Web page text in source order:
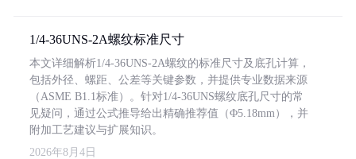
1/4-36UNS-2A螺纹标准尺寸
本文详细解析1/4-36UNS-2A螺纹的标准尺寸及底孔计算，
包括外径、螺距、公差等关键参数，并提供专业数据来源
（ASME B1.1标准）。针对1/4-36UNS螺纹底孔尺寸的常
见疑问，通过公式推导给出精确推荐值（Φ5.18mm），并
附加工艺建议与扩展知识。
2026年8月4日